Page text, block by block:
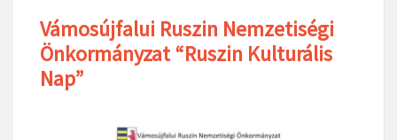
Vámosújfalui Ruszin Nemzetiségi
Önkormányzat “Ruszin Kulturális
Nap”